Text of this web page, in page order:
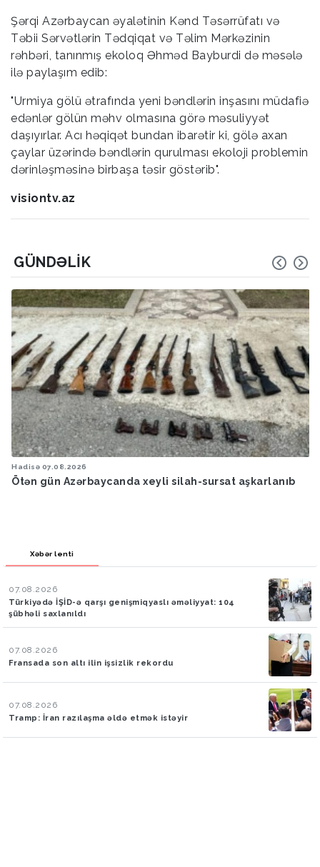
Şərqi Azərbaycan əyalətinin Kənd Təsərrüfatı və
Təbii Sərvətlərin Tədqiqat və Təlim Mərkəzinin
rəhbəri, tanınmış ekoloq Əhməd Bayburdi də məsələ
ilə paylaşım edib:
"Urmiya gölü ətrafında yeni bəndlərin inşasını müdafiə
edənlər gölün məhv olmasına görə məsuliyyət
daşıyırlar. Acı həqiqət bundan ibarətir ki, gölə axan
çaylar üzərində bəndlərin qurulması ekoloji problemin
dərinləşməsinə birbaşa təsir göstərib".
visiontv.az
GÜNDƏLIK
Hadisə 07.08.2026
Ötən gün Azərbaycanda xeyli silah-sursat aşkarlanıb
Xəbər lenti
07.08.2026
Türkiyədə İŞİD-ə qarşı genişmiqyaslı əməliyyat: 104
şübhəli saxlanıldı
07.08.2026
Fransada son altı ilin işsizlik rekordu
07.08.2026
Tramp: İran razılaşma əldə etmək istəyir